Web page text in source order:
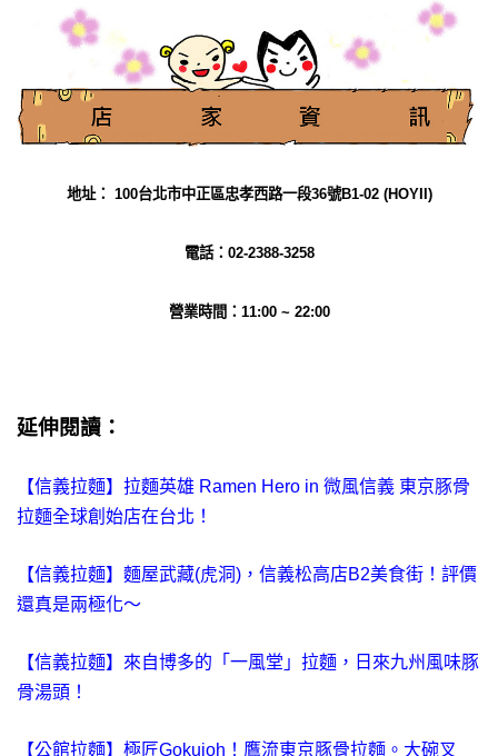
地址： 100台北市中正區忠孝西路一段36號B1-02 (HOYII)
電話：02-2388-3258
營業時間：11:00 ~ 22:00
延伸閱讀：
【信義拉麵】拉麵英雄 Ramen Hero in 微風信義 東京豚骨
拉麵全球創始店在台北！
【信義拉麵】麵屋武藏(虎洞)，信義松高店B2美食街！評價
還真是兩極化～
【信義拉麵】來自博多的「一風堂」拉麵，日來九州風味豚
骨湯頭！
【公館拉麵】極匠Gokujoh！鷹流東京豚骨拉麵。大碗叉